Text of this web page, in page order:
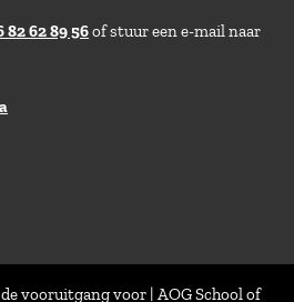
82 62 89 56of stuur een e-mail naar
vooruitgang voor | AOG School of